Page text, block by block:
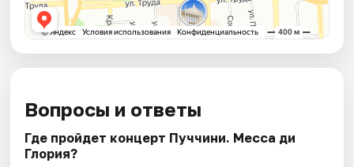
Вопросы и ответы
Где пройдет концерт Пуччини. Месса ди
Глория?